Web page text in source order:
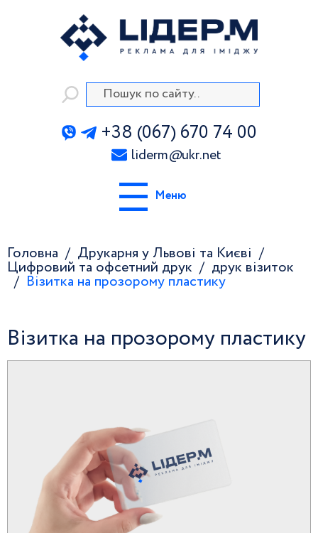
+38 (067) 670 74 00
liderm@ukr.net
Меню
Головна
Друкарня у Львові та Києві
Цифровий та офсетний друк
друк візиток
Візитка на прозорому пластику
Візитка на прозорому пластику